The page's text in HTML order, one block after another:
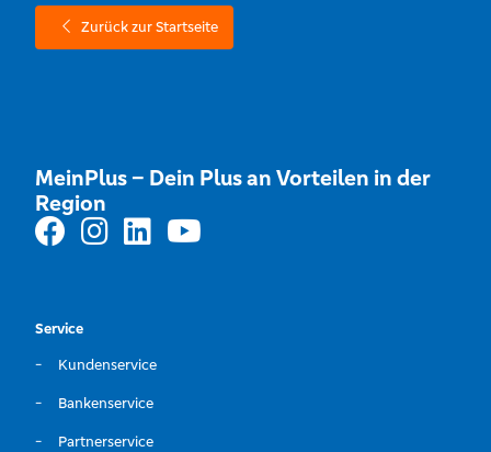
Zurück zur Startseite
MeinPlus – Dein Plus an Vorteilen in der
Region
Service
Kundenservice
Bankenservice
Partnerservice